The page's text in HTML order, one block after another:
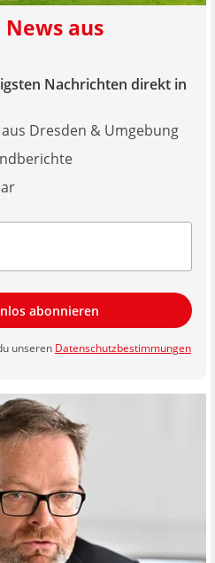
aus
Nachrichten direkt in
Dresden & Umgebung
abonnieren
unseren Datenschutzbestimmungen